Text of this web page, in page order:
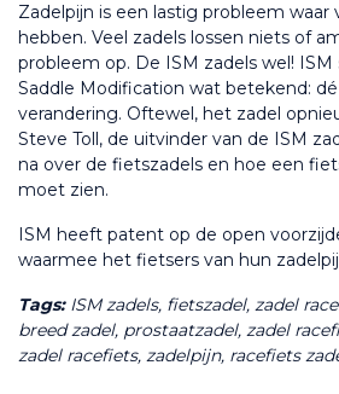
Zadelpijn is een lastig probleem waar
hebben. Veel zadels lossen niets of
probleem op. De ISM zadels wel!
Saddle Modification wat betekend:
verandering. Oftewel, het zadel
Steve Toll, de uitvinder van de ISM
na over de fietszadels en hoe een
moet zien.
ISM heeft patent op de open
waarmee het fietsers van hun
Tags: ISM zadels, fietszadel, zadel
breed zadel, prostaatzadel, zadel
zadel racefiets, zadelpijn, racefiets